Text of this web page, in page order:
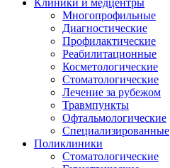
Клиники и медцентры
Многопрофильные
Диагностические
Профилактические
Реабилитационные
Косметологические
Стоматологические
Лечение за рубежом
Травмпункты
Офтальмологические
Специализированные
Поликлиники
Стоматологические